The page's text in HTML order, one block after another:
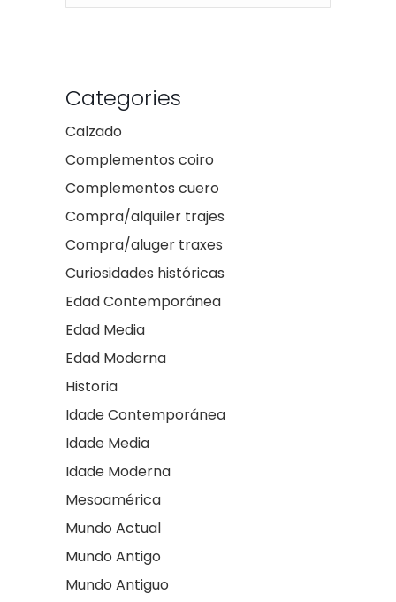
Categories
Calzado
Complementos coiro
Complementos cuero
Compra/alquiler trajes
Compra/aluger traxes
Curiosidades históricas
Edad Contemporánea
Edad Media
Edad Moderna
Historia
Idade Contemporánea
Idade Media
Idade Moderna
Mesoamérica
Mundo Actual
Mundo Antigo
Mundo Antiguo